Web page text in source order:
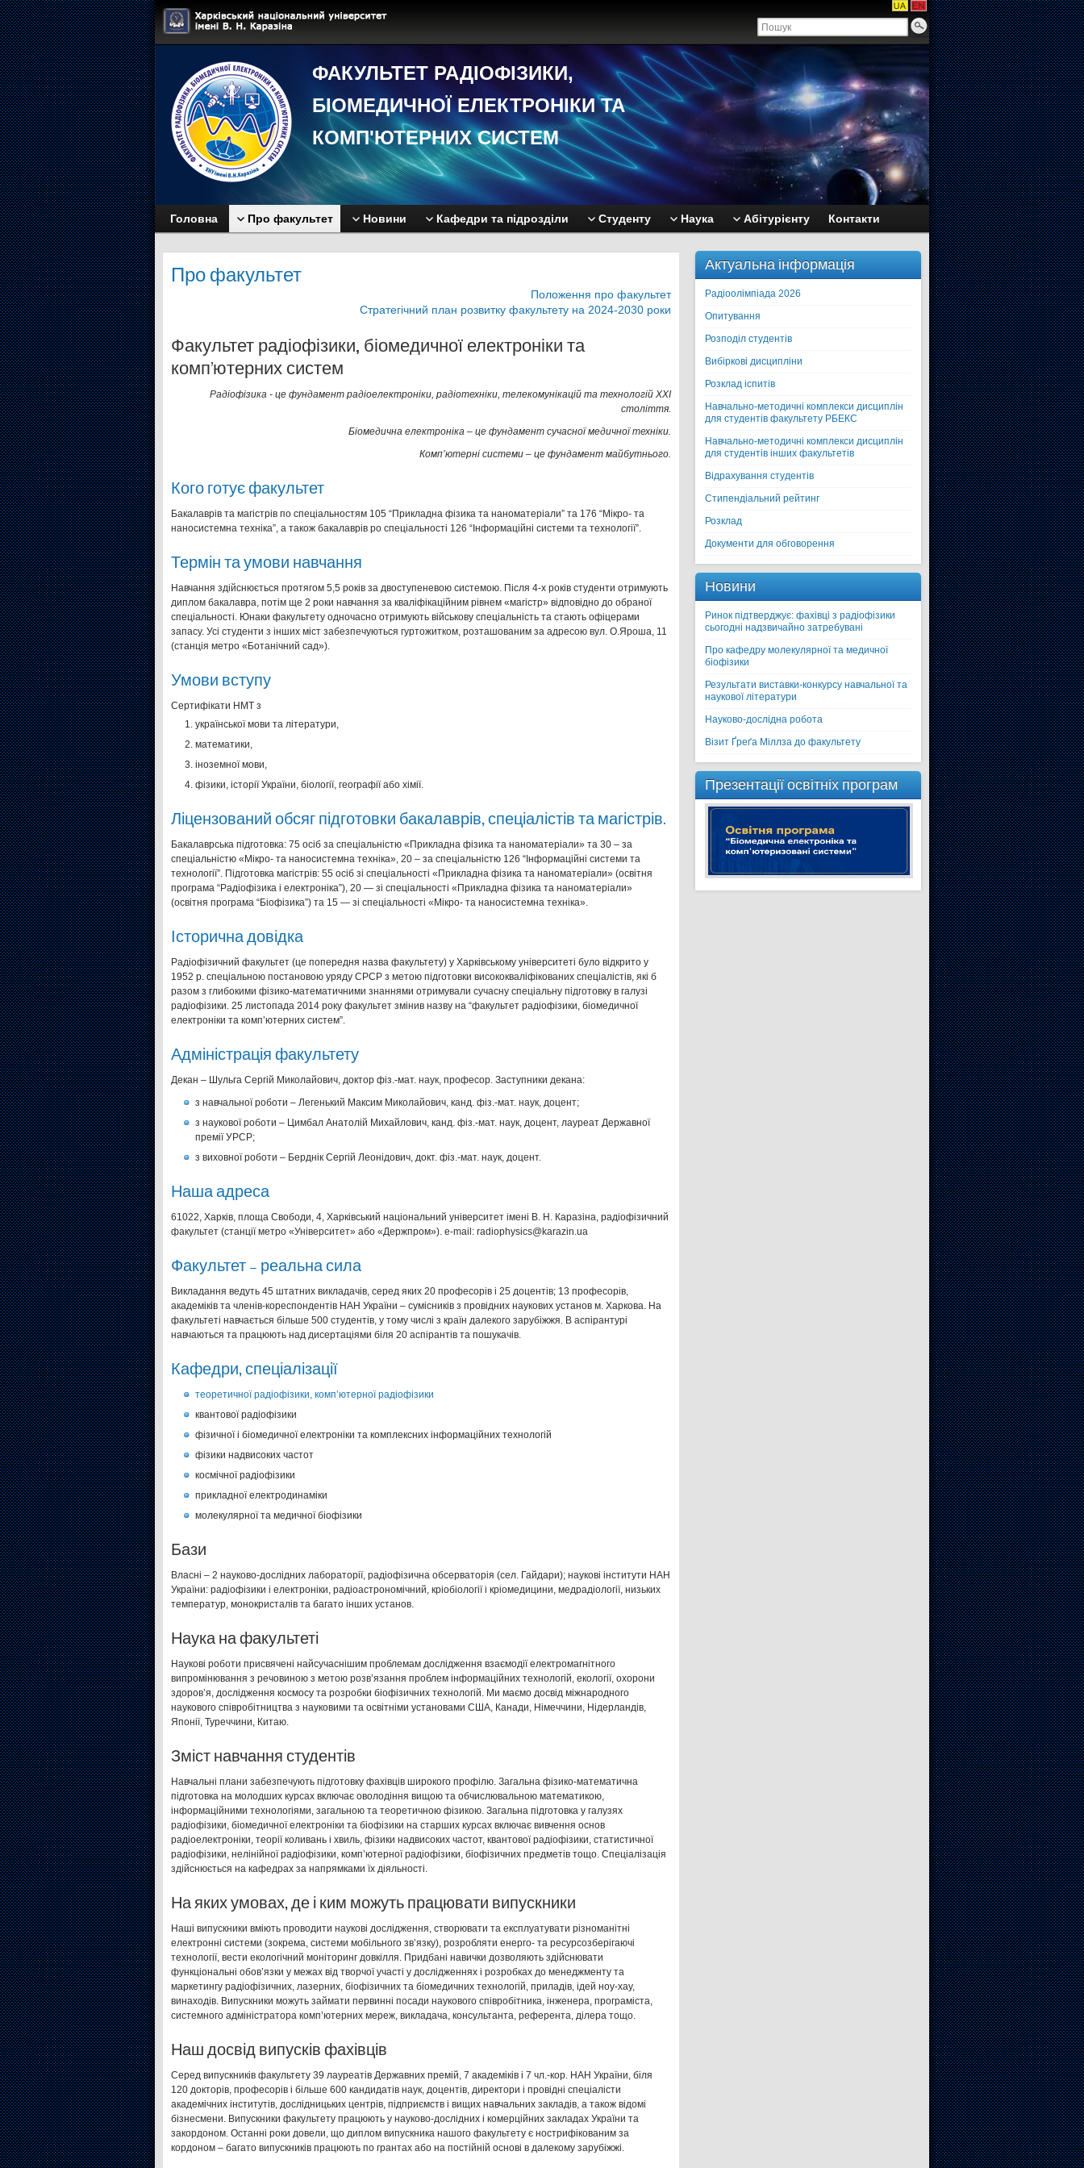
ФАКУЛЬТЕТ РАДIОФIЗИКИ,
БIОМЕДИЧНОЇ EЛЕКТРОНIКИ ТА
КОМП'ЮТЕРНИХ СИСТЕМ
Головна Про факультет Новини Кафедри та підрозділи Студенту Наука Абітурієнту Контакти
Про факультет
Положення про факультет
Стратегічний план розвитку факультету на 2024-2030 роки
Факультет радіофізики, біомедичної електроніки та
комп’ютерних систем
Радіофізика ‑ це фундамент радіоелектроніки, радіотехніки, телекомунікацій та технологій ХХІ
століття.
Біомедична електроніка – це фундамент сучасної медичної техніки.
Комп’ютерні системи – це фундамент майбутнього.
Кого готує факультет
Бакалаврів та магістрів по спеціальностям 105 “Прикладна фізика та наноматеріали” та 176 “Мікро- та
наносистемна техніка”, а також бакалаврів ро спеціальності 126 “Інформаційні системи та технології”.
Термін та умови навчання
Навчання здійснюється протягом 5,5 років за двоступеневою системою. Після 4-х років студенти отримують
диплом бакалавра, потім ще 2 роки навчання за кваліфікаційним рівнем «магістр» відповідно до обраної
спеціальності. Юнаки факультету одночасно отримують військову спеціальність та стають офіцерами
запасу. Усі студенти з інших міст забезпечуються гуртожитком, розташованим за адресою вул. О.Яроша, 11
(станція метро «Ботанічний сад»).
Умови вступу
Cертифікати НМТ з
української мови та літератури,
математики,
іноземної мови,
фізики, історії України, біології, географії або хімії.
Ліцензований обсяг підготовки бакалаврів, спеціалістів та магістрів.
Бакалаврська підготовка: 75 осіб за спеціальністю «Прикладна фізика та наноматеріали» та 30 – за
спеціальністю «Мікро- та наносистемна техніка», 20 – за спеціальністю 126 “Інформаційні системи та
технології”. Підготовка магістрів: 55 осіб зі спеціальності «Прикладна фізика та наноматеріали» (освітня
програма “Радіофізика і електроніка”), 20 — зі спеціальності «Прикладна фізика та наноматеріали»
(освітня програма “Біофізика”) та 15 — зі спеціальності «Мікро- та наносистемна техніка».
Історична довідка
Радіофізичний факультет (це попередня назва факультету) у Харківському університеті було відкрито у
1952 р. спеціальною постановою уряду СРСР з метою підготовки висококваліфікованих спеціалістів, які б
разом з глибокими фізико-математичними знаннями отримували сучасну спеціальну підготовку в галузі
радіофізики. 25 листопада 2014 року факультет змінив назву на “факультет радіофізики, біомедичної
електроніки та комп’ютерних систем”.
Адміністрація факультету
Декан – Шульга Сергій Миколайович, доктор фіз.-мат. наук, професор. Заступники декана:
з навчальної роботи – Легенький Максим Миколайович, канд. фіз.-мат. наук, доцент;
з наукової роботи – Цимбал Анатолій Михайлович, канд. фіз.-мат. наук, доцент, лауреат Державної
премії УРСР;
з виховної роботи – Берднік Сергій Леонідович, докт. фіз.-мат. наук, доцент.
Наша адреса
61022, Харків, площа Свободи, 4, Харківський національний університет імені В. Н. Каразіна, радіофізичний
факультет (станції метро «Університет» або «Держпром»). e-mail: radiophysics@karazin.ua
Факультет – реальна сила
Викладання ведуть 45 штатних викладачів, серед яких 20 професорів і 25 доцентів; 13 професорів,
академіків та членів-кореспондентів НАН України – сумісників з провідних наукових установ м. Харкова. На
факультеті навчається більше 500 студентів, у тому числі з країн далекого зарубіжжя. В аспірантурі
навчаються та працюють над дисертаціями біля 20 аспірантів та пошукачів.
Кафедри, спеціалізації
теоретичної радіофізики, комп’ютерної радіофізики
квантової радіофізики
фізичної і біомедичної електроніки та комплексних інформаційних технологій
фізики надвисоких частот
космічної радіофізики
прикладної електродинаміки
молекулярної та медичної біофізики
Бази
Власні – 2 науково-дослідних лабораторії, радіофізична обсерваторія (сел. Гайдари); наукові інститути НАН
України: радіофізики і електроніки, радіоастрономічний, кріобіології і кріомедицини, медрадіології, низьких
температур, монокристалів та багато інших установ.
Наука на факультеті
Наукові роботи присвячені найсучаснішим проблемам дослідження взаємодії електромагнітного
випромінювання з речовиною з метою розв’язання проблем інформаційних технологій, екології, охорони
здоров’я, дослідження космосу та розробки біофізичних технологій. Ми маємо досвід міжнародного
наукового співробітництва з науковими та освітніми установами США, Канади, Німеччини, Нідерландів,
Японії, Туреччини, Китаю.
Зміст навчання студентів
Навчальні плани забезпечують підготовку фахівців широкого профілю. Загальна фізико-математична
підготовка на молодших курсах включає оволодіння вищою та обчислювальною математикою,
інформаційними технологіями, загальною та теоретичною фізикою. Загальна підготовка у галузях
радіофізики, біомедичної електроніки та біофізики на старших курсах включає вивчення основ
радіоелектроніки, теорії коливань і хвиль, фізики надвисоких частот, квантової радіофізики, статистичної
радіофізики, нелінійної радіофізики, комп’ютерної радіофізики, біофізичних предметів тощо. Спеціалізація
здійснюється на кафедрах за напрямками їх діяльності.
На яких умовах, де і ким можуть працювати випускники
Наші випускники вміють проводити наукові дослідження, створювати та експлуатувати різноманітні
електронні системи (зокрема, системи мобільного зв’язку), розробляти енерго- та ресурсозберігаючі
технології, вести екологічний моніторинг довкілля. Придбані навички дозволяють здійснювати
функціональні обов’язки у межах від творчої участі у дослідженнях і розробках до менеджменту та
маркетингу радіофізичних, лазерних, біофізичних та біомедичних технологій, приладів, ідей ноу-хау,
винаходів. Випускники можуть займати первинні посади наукового співробітника, інженера, програміста,
системного адміністратора комп’ютерних мереж, викладача, консультанта, референта, ділера тощо.
Наш досвід випусків фахівців
Серед випускників факультету 39 лауреатів Державних премій, 7 академіків і 7 чл.-кор. НАН України, біля
120 докторів, професорів і більше 600 кандидатів наук, доцентів, директори і провідні спеціалісти
академічних інститутів, дослідницьких центрів, підприємств і вищих навчальних закладів, а також відомі
бізнесмени. Випускники факультету працюють у науково-дослідних і комерційних закладах України та
закордоном. Останні роки довели, що диплом випускника нашого факультету є нострифікованим за
кордоном – багато випускників працюють по грантах або на постійній основі в далекому зарубіжжі.
Актуальна інформація
Радіоолімпіада 2026
Опитування
Розподіл студентів
Вибіркові дисципліни
Розклад іспитів
Навчально-методичні комплекси дисциплін
для студентів факультету РБЕКС
Навчально-методичні комплекси дисциплін
для студентів інших факультетів
Відрахування студентів
Стипендіальний рейтинг
Розклад
Документи для обговорення
Новини
Ринок підтверджує: фахівці з радіофізики
сьогодні надзвичайно затребувані
Про кафедру молекулярної та медичної
біофізики
Результати виставки-конкурсу навчальної та
наукової літератури
Науково-дослідна робота
Візит Ґреґа Міллза до факультету
Презентації освітніх програм